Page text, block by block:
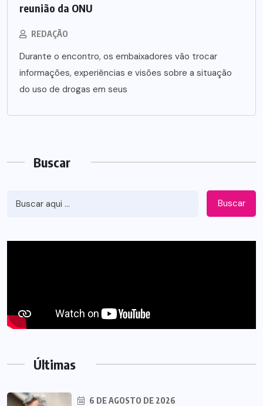
reunião da ONU
REDAÇÃO
Durante o encontro, os embaixadores vão trocar
informações, experiências e visões sobre a situação
do uso de drogas em seus
Buscar
Buscar
Últimas
6 DE AGOSTO DE 2026